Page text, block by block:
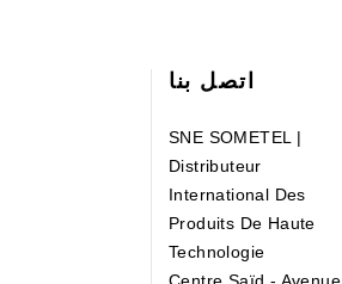
اتصل بنا
SNE SOMETEL |
Distributeur
International Des
Produits De Haute
Technologie